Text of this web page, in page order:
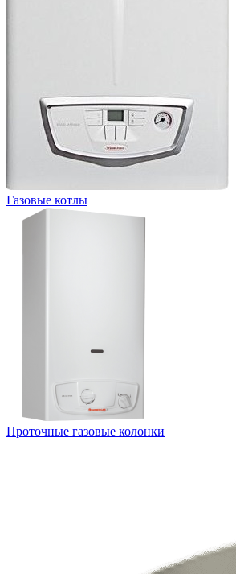
Газовые котлы
Проточные газовые колонки